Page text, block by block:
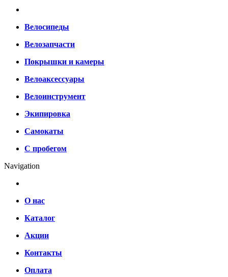
Велосипеды
Велозапчасти
Покрышки и камеры
Велоаксессуары
Велоинструмент
Экипировка
Самокаты
С пробегом
Navigation
О нас
Каталог
Акции
Контакты
Оплата